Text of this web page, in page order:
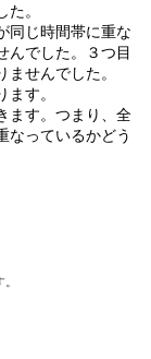
。
同じ時間帯に重な
んでした。３つ目
せんでした。
す。
ます。つまり、全
なっているかどう